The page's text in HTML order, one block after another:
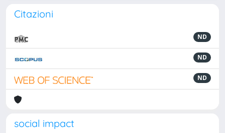
Citazioni
ND
ND
ND
social impact